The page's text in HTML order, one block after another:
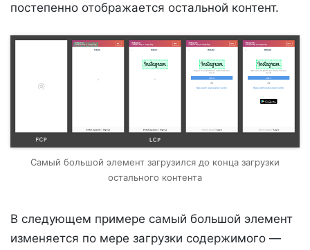
постепенно отображается остальной контент.
Самый большой элемент загрузился до конца загрузки
остального контента
В следующем примере самый большой элемент
изменяется по мере загрузки содержимого —